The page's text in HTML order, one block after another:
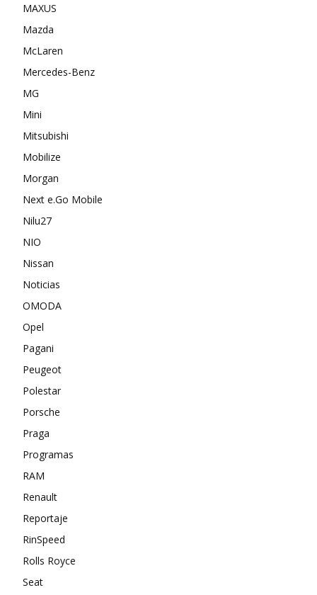
MAXUS
Mazda
McLaren
Mercedes-Benz
MG
Mini
Mitsubishi
Mobilize
Morgan
Next e.Go Mobile
Nilu27
NIO
Nissan
Noticias
OMODA
Opel
Pagani
Peugeot
Polestar
Porsche
Praga
Programas
RAM
Renault
Reportaje
RinSpeed
Rolls Royce
Seat